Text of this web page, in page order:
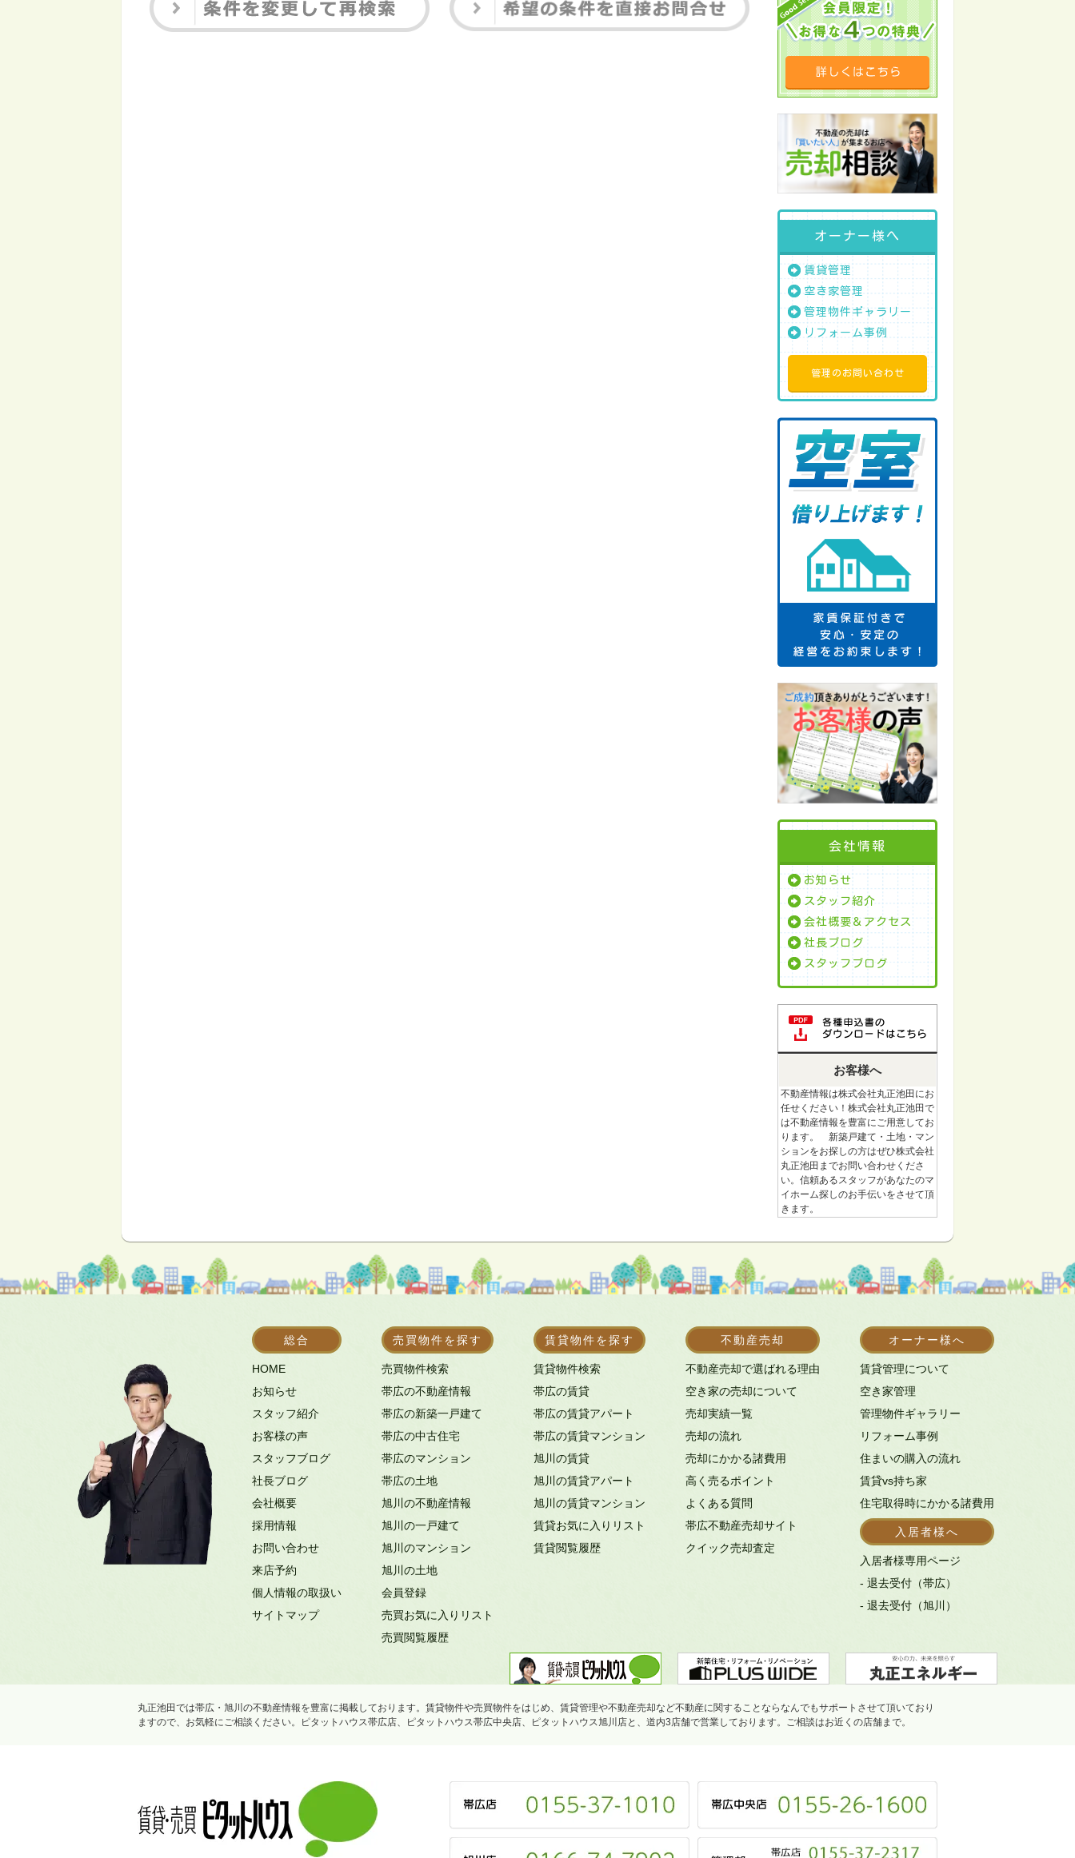
オーナー様へ
賃貸管理
空き家管理
管理物件ギャラリー
リフォーム事例
管理のお問い合わせ
会社情報
お知らせ
スタッフ紹介
会社概要＆アクセス
社長ブログ
スタッフブログ
お客様へ
不動産情報は株式会社丸正池田にお
任せください！株式会社丸正池田で
は不動産情報を豊富にご用意してお
ります。 新築戸建て・土地・マン
ションをお探しの方はぜひ株式会社
丸正池田までお問い合わせくださ
い。信頼あるスタッフがあなたのマ
イホーム探しのお手伝いをさせて頂
きます。
総合
HOME
お知らせ
スタッフ紹介
お客様の声
スタッフブログ
社長ブログ
会社概要
採用情報
お問い合わせ
来店予約
個人情報の取扱い
サイトマップ
売買物件を探す
売買物件検索
帯広の不動産情報
帯広の新築一戸建て
帯広の中古住宅
帯広のマンション
帯広の土地
旭川の不動産情報
旭川の一戸建て
旭川のマンション
旭川の土地
会員登録
売買お気に入りリスト
売買閲覧履歴
賃貸物件を探す
賃貸物件検索
帯広の賃貸
帯広の賃貸アパート
帯広の賃貸マンション
旭川の賃貸
旭川の賃貸アパート
旭川の賃貸マンション
賃貸お気に入りリスト
賃貸閲覧履歴
不動産売却
不動産売却で選ばれる理由
空き家の売却について
売却実績一覧
売却の流れ
売却にかかる諸費用
高く売るポイント
よくある質問
帯広不動産売却サイト
クイック売却査定
オーナー様へ
賃貸管理について
空き家管理
管理物件ギャラリー
リフォーム事例
住まいの購入の流れ
賃貸vs持ち家
住宅取得時にかかる諸費用
入居者様へ
入居者様専用ページ
- 退去受付（帯広）
- 退去受付（旭川）
丸正池田では帯広・旭川の不動産情報を豊富に掲載しております。賃貸物件や売買物件をはじめ、賃貸管理や不動産売却など不動産に関することならなんでもサポートさせて頂いており
ますので、お気軽にご相談ください。ピタットハウス帯広店、ピタットハウス帯広中央店、ピタットハウス旭川店と、道内3店舗で営業しております。ご相談はお近くの店舗まで。